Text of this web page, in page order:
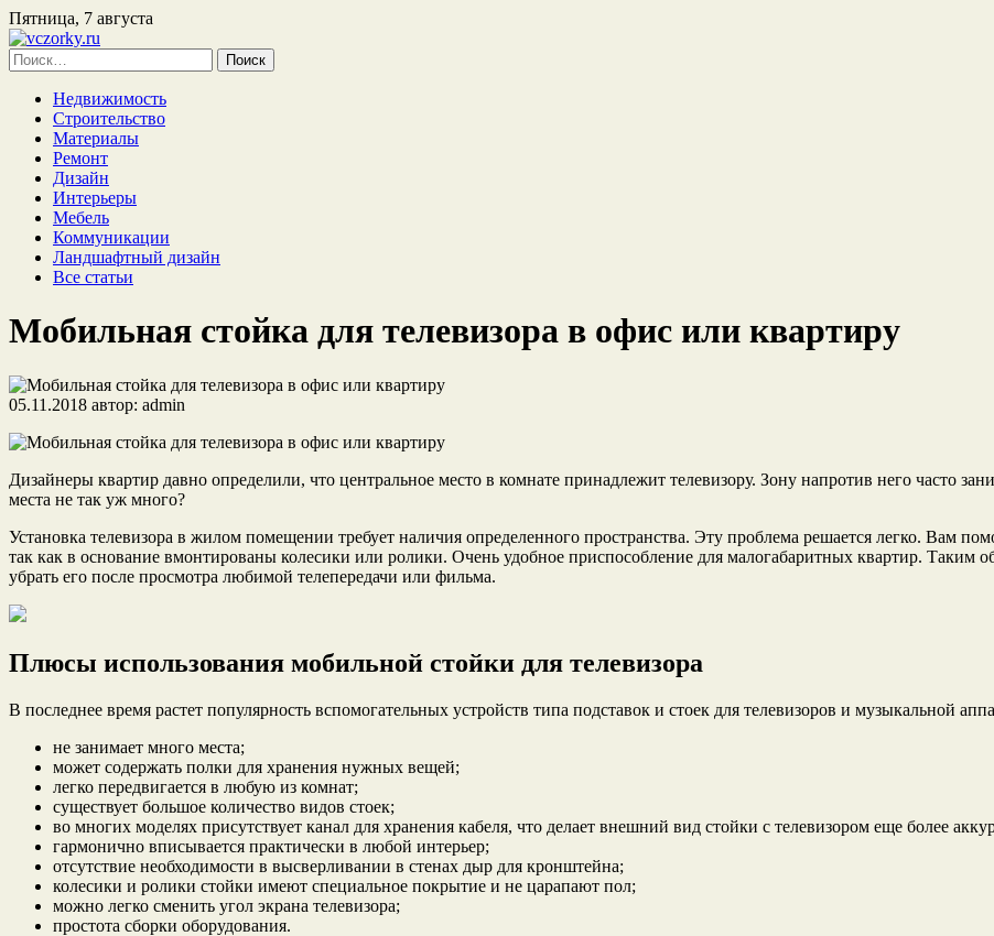
Пятница, 7 августа
Найти:
Недвижимость
Строительство
Материалы
Ремонт
Дизайн
Интерьеры
Мебель
Коммуникации
Ландшафтный дизайн
Все статьи
Мобильная стойка для телевизора в офис или квартиру
05.11.2018 автор: admin
Дизайнеры квартир давно определили, что центральное место в комнате принадлежит телевизору. Зону напротив него часто
места не так уж много?
Установка телевизора в жилом помещении требует наличия определенного пространства. Эту проблема решается легко. Вам
так как в основание вмонтированы колесики или ролики. Очень удобное приспособление для малогабаритных квартир. Таким
убрать его после просмотра любимой телепередачи или фильма.
Плюсы использования мобильной стойки для телевизора
В последнее время растет популярность вспомогательных устройств типа подставок и стоек для телевизоров и музыкальной
не занимает много места;
может содержать полки для хранения нужных вещей;
легко передвигается в любую из комнат;
существует большое количество видов стоек;
во многих моделях присутствует канал для хранения кабеля, что делает внешний вид стойки с телевизором еще более
гармонично вписывается практически в любой интерьер;
отсутствие необходимости в высверливании в стенах дыр для кронштейна;
колесики и ролики стойки имеют специальное покрытие и не царапают пол;
можно легко сменить угол экрана телевизора;
простота сборки оборудования.